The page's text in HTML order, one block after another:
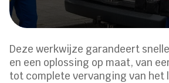
Deze werkwijze garandeert
en een oplossing op maat, van
tot complete vervanging van het